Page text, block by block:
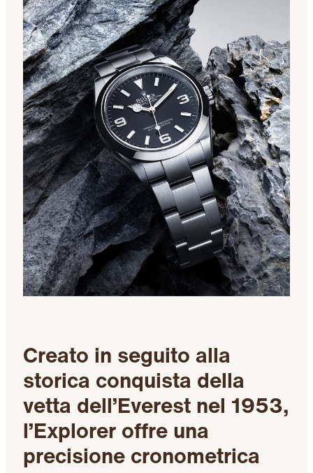
Creato in seguito alla
storica conquista della
vetta dell’Everest nel 1953,
l’Explorer offre una
precisione cronometrica